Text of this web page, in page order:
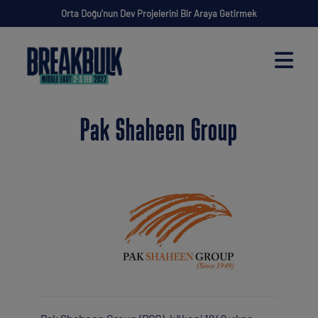
Orta Doğu'nun Dev Projelerini Bir Araya Getirmek
Pak Shaheen Group